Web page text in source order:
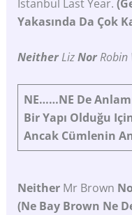
Istanbul Last Year.
Yakasında Da Çok
NeitherLizNorRobin
NE……NE De
BirYapı Olduğu
Ancak Cümlenin
Neither Mr Brown
(Ne Bay Brown Ne